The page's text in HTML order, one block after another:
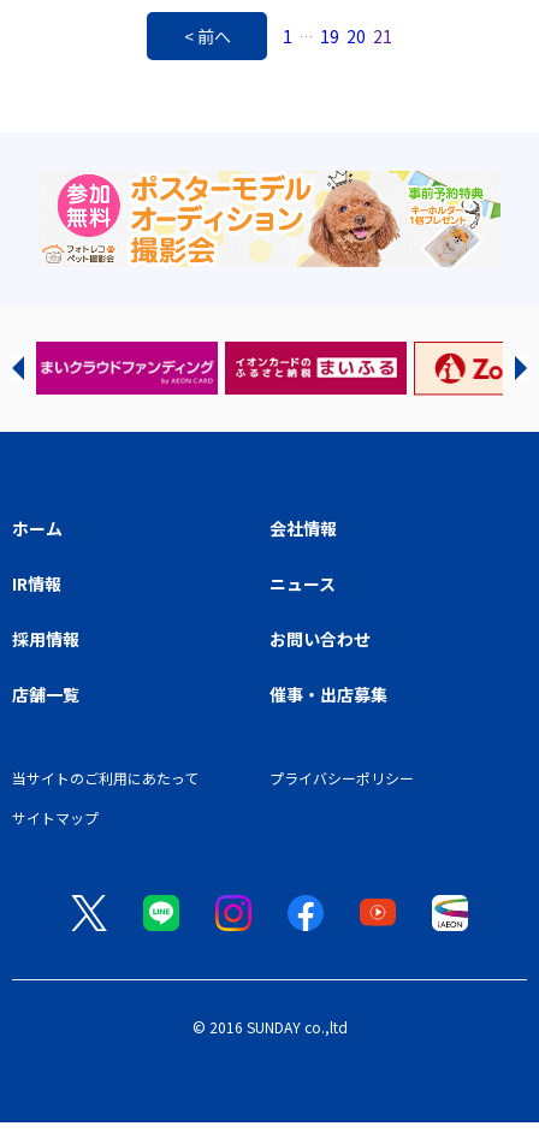
< 前へ 1 … 19 20 21
ホーム 会社情報
IR情報 ニュース
採用情報 お問い合わせ
店舗一覧 催事・出店募集
当サイトのご利用にあたって
プライバシーポリシー
サイトマップ
© 2016 SUNDAY co.,ltd